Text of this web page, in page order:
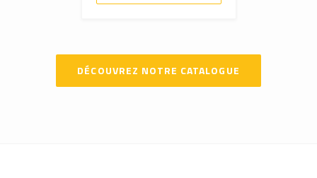
DÉCOUVREZ NOTRE CATALOGUE